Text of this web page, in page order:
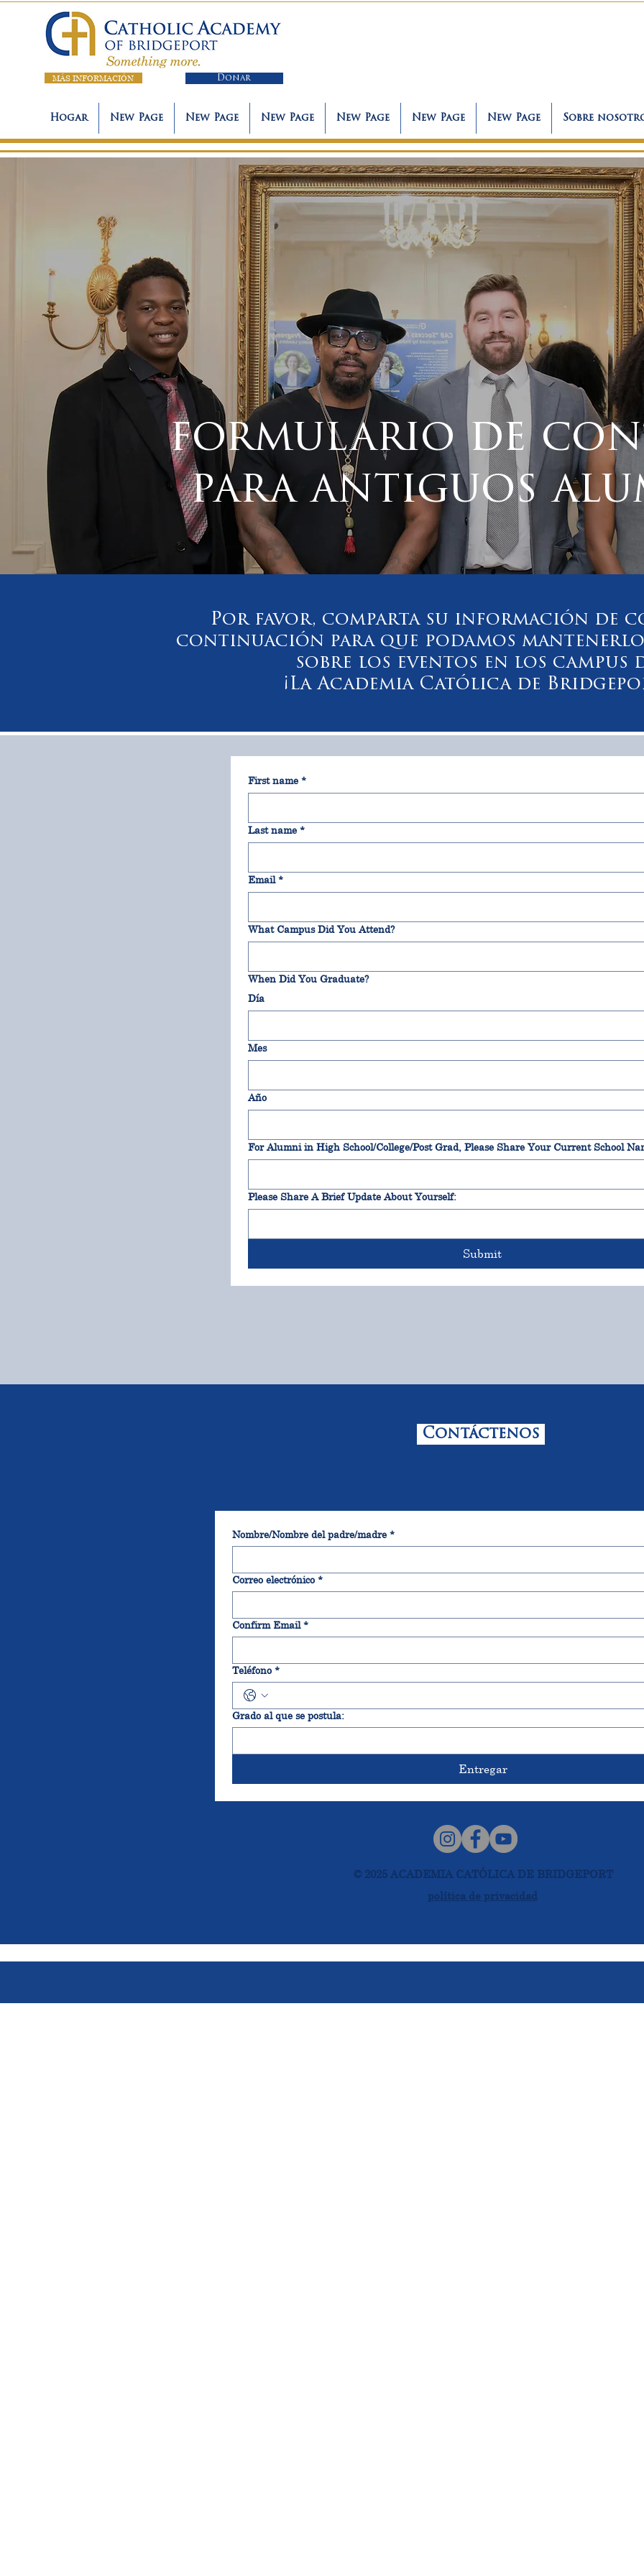
MÁS INFORMACIÓN Donar
Hogar New Page New Page New Page New Page New Page New Page Sobre
formulario de
para antiguos
Por favor, comparta su información de
continuación para que podamos
sobre los eventos en los campus
¡La Academia Católica de
First name *
Last name *
Email *
What Campus Did You Attend?
When Did You Graduate?
Día
Mes
Año
For Alumni in High School/College/Post Grad, Please Share Your
Please Share A Brief Update About Yourself:
Submit
Contáctenos
Nombre/Nombre del padre/madre *
Correo electrónico *
Confirm Email *
Teléfono *
Grado al que se postula:
Entregar
© 2025 ACADEMIA CATÓLICA DE BRIDGEPORT
política de privacidad